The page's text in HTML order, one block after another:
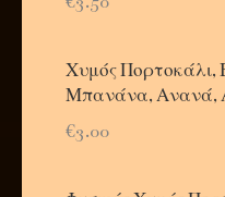
Χυμός Πορτοκάλι,
Μπανάνα, Ανανά,
€3.00